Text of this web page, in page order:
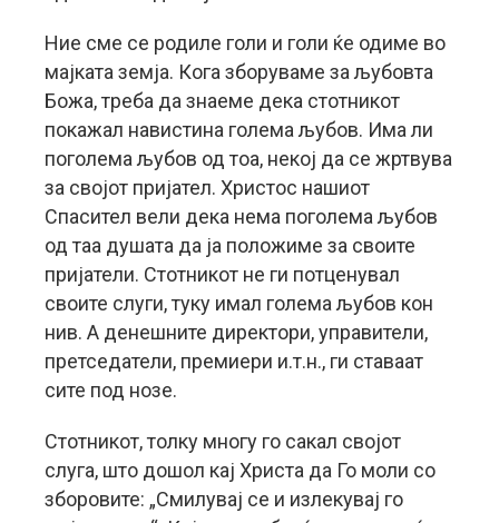
Ние сме се родиле голи и голи ќе одиме во
мајката земја. Кога зборуваме за љубовта
Божа, треба да знаеме дека стотникот
покажал навистина голема љубов. Има ли
поголема љубов од тоа, некој да се жртвува
за својот пријател. Христос нашиот
Спасител вели дека нема поголема љубов
од таа душата да ја положиме за своите
пријатели. Стотникот не ги потценувал
своите слуги, туку имал голема љубов кон
нив. А денешните директори, управители,
претседатели, премиери и.т.н., ги ставаат
сите под нозе.
Стотникот, толку многу го сакал својот
слуга, што дошол кај Христа да Го моли со
зборовите: „Смилувај се и излекувај го